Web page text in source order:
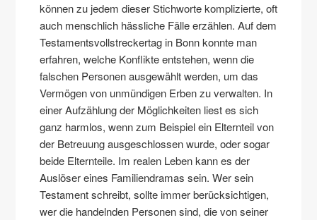
können zu jedem dieser Stichworte komplizierte, oft
auch menschlich hässliche Fälle erzählen. Auf dem
Testamentsvollstreckertag in Bonn konnte man
erfahren, welche Konflikte entstehen, wenn die
falschen Personen ausgewählt werden, um das
Vermögen von unmündigen Erben zu verwalten. In
einer Aufzählung der Möglichkeiten liest es sich
ganz harmlos, wenn zum Beispiel ein Elternteil von
der Betreuung ausgeschlossen wurde, oder sogar
beide Elternteile. Im realen Leben kann es der
Auslöser eines Familiendramas sein. Wer sein
Testament schreibt, sollte immer berücksichtigen,
wer die handelnden Personen sind, die von seiner